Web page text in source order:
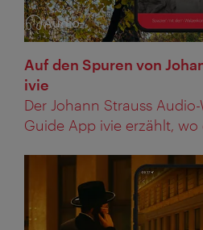
Kategorie:
Audio
Auf den Spuren von
ivie
Der Johann Strauss
Guide App ivie erzählt, wo